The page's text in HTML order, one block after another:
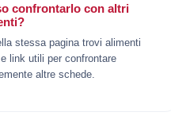
confrontarlo con altri
stessa pagina trovi alimenti
link utili per confrontare
altre schede.